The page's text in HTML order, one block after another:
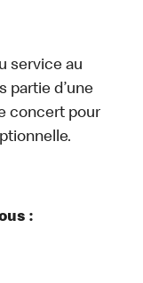
service au
partie d’une
concert pour
: